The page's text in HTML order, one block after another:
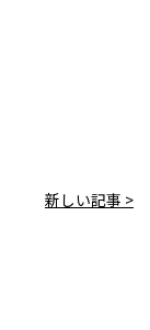
新しい記事 >